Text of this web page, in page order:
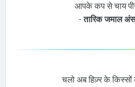
आपके कप से चाय
-तारिक जमाल
चलो अब हिज़्र के किस्सों